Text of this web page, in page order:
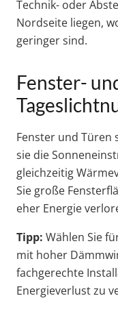
Technik- oder
Nordseite liegen,
geringer sind.
Fenster-
Fenster und Türen
sie die
gleichzeitig
Sie große
eher Energie
Tipp: Wählen Sie
mit hoher
fachgerechte
Energieverlust zu